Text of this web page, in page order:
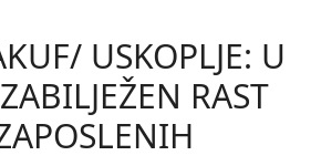
USKOPLJE: U
RAST